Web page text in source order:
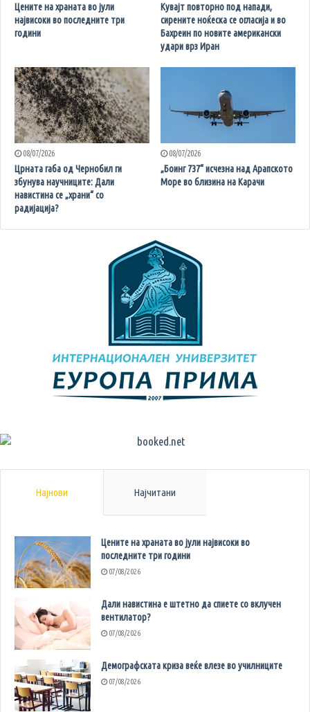
Цените на храната во јули
највисоки во последните три
години
Кувајт повторно под напади,
сирените ноќеска се огласија и во
Бахреин по новите американски
удари врз Иран
08/07/2026
Црната габа од Чернобил ги
збунува научниците: Дали
навистина се „храни“ со
радијација?
08/07/2026
„Боинг 737“ исчезна над Арапското
Море во близина на Карачи
Најнови Најчитани
Цените на храната во јули највисоки во
последните три години
07/08/2026
Дали навистина е штетно да спиете со вклучен
вентилатор?
07/08/2026
Демографската криза веќе влезе во училниците
07/08/2026